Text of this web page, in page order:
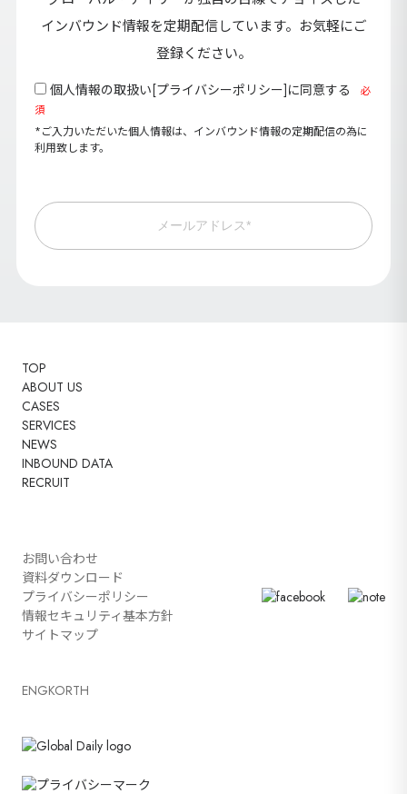
インバウンド情報を定期配信しています。お気軽にご
登録ください。
個人情報の取扱い[プライバシーポリシー]に同意する
必
須
*ご入力いただいた個人情報は、インバウンド情報の定期配信の為に
利用致します。
メールアドレス*
TOP
ABOUT US
CASES
SERVICES
NEWS
INBOUND DATA
RECRUIT
お問い合わせ
資料ダウンロード
プライバシーポリシー
情報セキュリティ基本方針
サイトマップ
ENGKORTH